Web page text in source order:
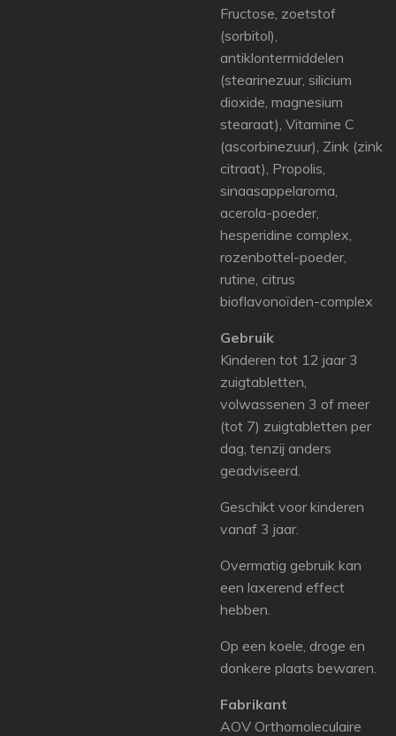
Fructose, zoetstof
(sorbitol),
antiklontermiddelen
(stearinezuur, silicium
dioxide, magnesium
stearaat), Vitamine C
(ascorbinezuur), Zink (zink
citraat), Propolis,
sinaasappelaroma,
acerola-poeder,
hesperidine complex,
rozenbottel-poeder,
rutine, citrus
bioflavonoïden-complex
Gebruik
Kinderen tot 12 jaar 3
zuigtabletten,
volwassenen 3 of meer
(tot 7) zuigtabletten per
dag, tenzij anders
geadviseerd.
Geschikt voor kinderen
vanaf 3 jaar.
Overmatig gebruik kan
een laxerend effect
hebben.
Op een koele, droge en
donkere plaats bewaren.
Fabrikant
AOV Orthomoleculaire